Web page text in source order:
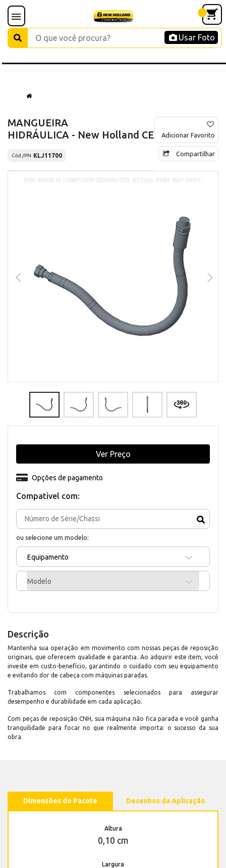
Usar Foto
MANGUEIRA
HIDRÁULICA - New Holland CE
Cód./PN KLJ11700
Adicionar Favorito
Compartilhar
Compativel com:
ou selecione um modelo:
Equipamento
Modelo
Opções de pagamento
Ver Preço
Descrição
Mantenha sua operação em movimento com nossas peças de reposição
originais, que oferecem qualidade e garantia. Ao adquirir este item, você
investe em custo-benefício, garantindo o cuidado com seu equipamento
e evitando dor de cabeça com máquinas paradas.
Trabalhamos com componentes selecionados para assegurar
desempenho e durabilidade em cada aplicação.
Com peças de reposição CNH, sua máquina não fica parada e você ganha
tranquilidade para focar no que realmente importa: o sucesso da sua
obra.
Dimensões do Pacote Desenhos da Aplicação
Altura
0,10 cm
Largura